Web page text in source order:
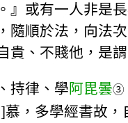
』或有一人非是
隨順於法，向法
貴、不賤他，是
持律、學阿毘曇③
，多學經書故